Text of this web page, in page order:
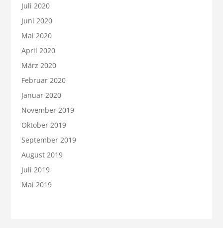
Juli 2020
Juni 2020
Mai 2020
April 2020
März 2020
Februar 2020
Januar 2020
November 2019
Oktober 2019
September 2019
August 2019
Juli 2019
Mai 2019